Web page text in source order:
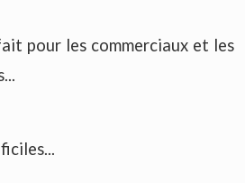
pour les commerciaux et les